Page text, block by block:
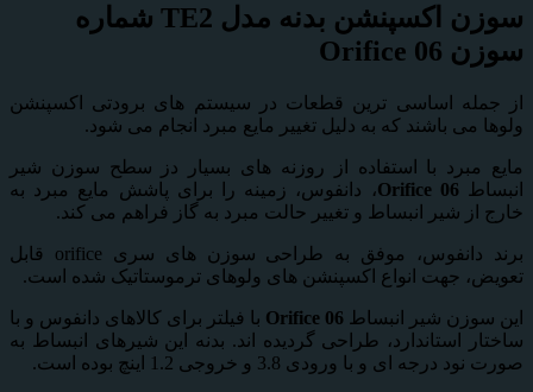
سوزن اکسپنشن بدنه مدل TE2 شماره
سوزن Orifice 06
از جمله اساسی ترین قطعات در سیستم های برودتی اکسپنشن
ولوها می باشند که به دلیل تغییر مایع مبرد انجام می شود.
مایع مبرد با استفاده از روزنه های بسیار دز سطح سوزن شیر
انبساط Orifice 06، دانفوس، زمینه را برای پاشش مایع مبرد به
خارج از شیر انبساط و تغییر حالت مبرد به گاز فراهم می کند.
برند دانفوس، موفق به طراحی سوزن های سری orifice قابل
تعویض، جهت انواع اکسپنشن های ولوهای ترموستاتیک شده است.
این سوزن شیر انبساط Orifice 06 با فیلتر برای کالاهای دانفوس و با
ساختار استاندارد، طراحی گردیده اند. بدنه این شیرهای انبساط به
صورت نود درجه ای و با ورودی 3.8 و خروجی 1.2 اینچ بوده است.